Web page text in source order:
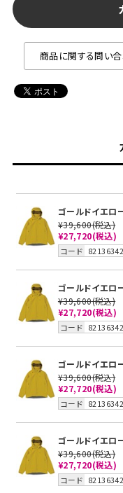
商品に関する問い
ゴールドイエロ
¥39,600(税込)
¥27,720(税込)
コード
ゴールドイエロ
¥39,600(税込)
¥27,720(税込)
コード
ゴールドイエロ
¥39,600(税込)
¥27,720(税込)
コード
ゴールドイエロ
¥39,600(税込)
¥27,720(税込)
コード